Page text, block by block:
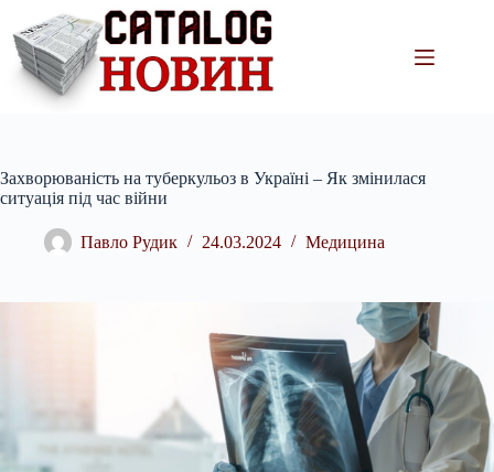
вмісту
Захворюваність на туберкульоз в Україні – Як змінилася
ситуація під час війни
Павло Рудик 24.03.2024 Медицина